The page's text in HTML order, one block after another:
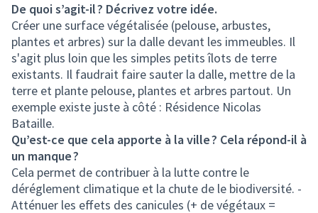
De quoi s’agit-il ? Décrivez votre idée.
Créer une surface végétalisée (pelouse, arbustes,
plantes et arbres) sur la dalle devant les immeubles. Il
s'agit plus loin que les simples petits îlots de terre
existants. Il faudrait faire sauter la dalle, mettre de la
terre et plante pelouse, plantes et arbres partout. Un
exemple existe juste à côté : Résidence Nicolas
Bataille.
Qu’est-ce que cela apporte à la ville ? Cela répond-il à
un manque ?
Cela permet de contribuer à la lutte contre le
déréglement climatique et la chute de le biodiversité. -
Atténuer les effets des canicules (+ de végétaux =